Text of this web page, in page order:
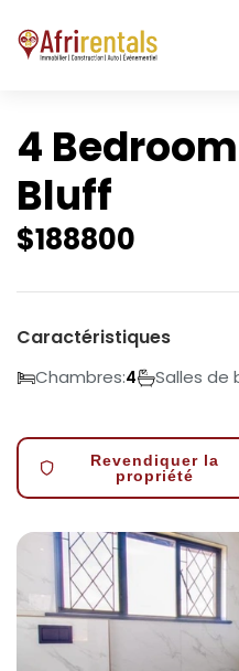
4
Bluff
$188800
Caractéristiques
Chambres:4 Salles de
Revendiquer la
propriété